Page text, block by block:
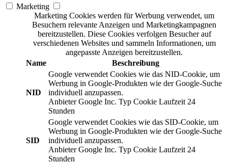
Marketing
Marketing Cookies werden für Werbung verwendet, um
Besuchern relevante Anzeigen und Marketingkampagnen
bereitzustellen. Diese Cookies verfolgen Besucher auf
verschiedenen Websites und sammeln Informationen, um
angepasste Anzeigen bereitzustellen.
Name
Beschreibung
NID
Google verwendet Cookies wie das NID-Cookie, um
Werbung in Google-Produkten wie der Google-Suche
individuell anzupassen.
Anbieter Google Inc. Typ Cookie Laufzeit 24
Stunden
SID
Google verwendet Cookies wie das SID-Cookie, um
Werbung in Google-Produkten wie der Google-Suche
individuell anzupassen.
Anbieter Google Inc. Typ Cookie Laufzeit 24
Stunden